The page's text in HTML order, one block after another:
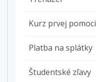
Kurz prvej pomoci
Platba na splátky
Študentské zľavy